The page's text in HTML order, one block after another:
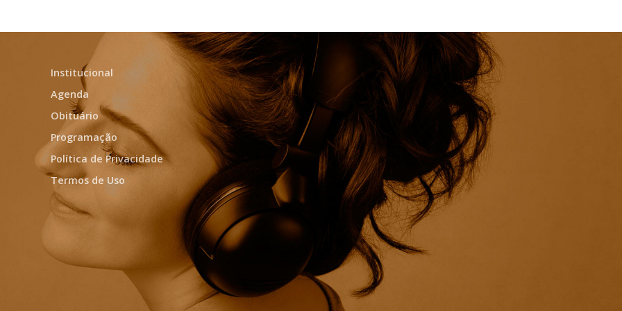
Institucional
Agenda
Obituário
Programação
Política de Privacidade
Termos de Uso